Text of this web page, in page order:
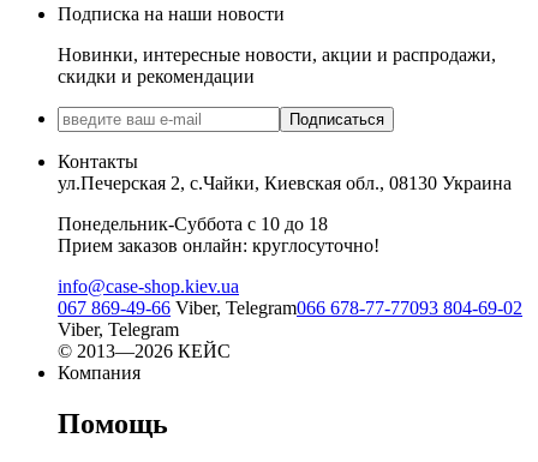
Подписка на наши новости
Новинки, интересные новости, акции и распродажи,
скидки и рекомендации
Подписаться
Контакты
ул.Печерская 2, с.Чайки, Киевская обл., 08130 Украина
Понедельник-Суббота с 10 до 18
Прием заказов онлайн: круглосуточно!
info@case-shop.kiev.ua
067 869-49-66 Viber, Telegram066 678-77-77093 804-69-02
Viber, Telegram
© 2013—2026 КЕЙС
Компания
Помощь